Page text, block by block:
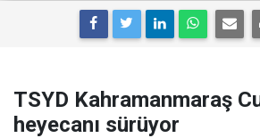
TSYD Kahramanmaraş
heyecanı sürüyor